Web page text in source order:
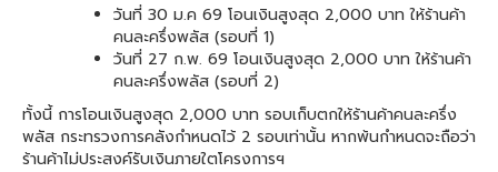
วันที่ 30 ม.ค 69 โอนเงินสูงสุด 2,000 บาท ให้ร้านค้า
คนละครึ่งพลัส (รอบที่ 1)
วันที่ 27 ก.พ. 69 โอนเงินสูงสุด 2,000 บาท ให้ร้านค้า
คนละครึ่งพลัส (รอบที่ 2)
ทั้งนี้ การโอนเงินสูงสุด 2,000 บาท รอบเก็บตกให้ร้านค้าคนละครึ่ง
พลัส กระทรวงการคลังกำหนดไว้ 2 รอบเท่านั้น หากพ้นกำหนดจะถือว่า
ร้านค้าไม่ประสงค์รับเงินภายใตโครงการฯ